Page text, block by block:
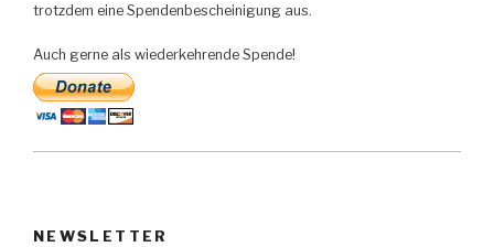
trotzdem eine Spendenbescheinigung aus.
Auch gerne als wiederkehrende Spende!
NEWSLETTER